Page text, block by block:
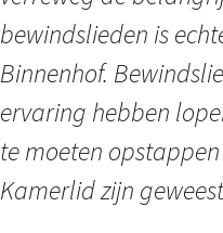
bewindslieden is
Binnenhof.
ervaring hebben
te moeten
Kamerlid zijn